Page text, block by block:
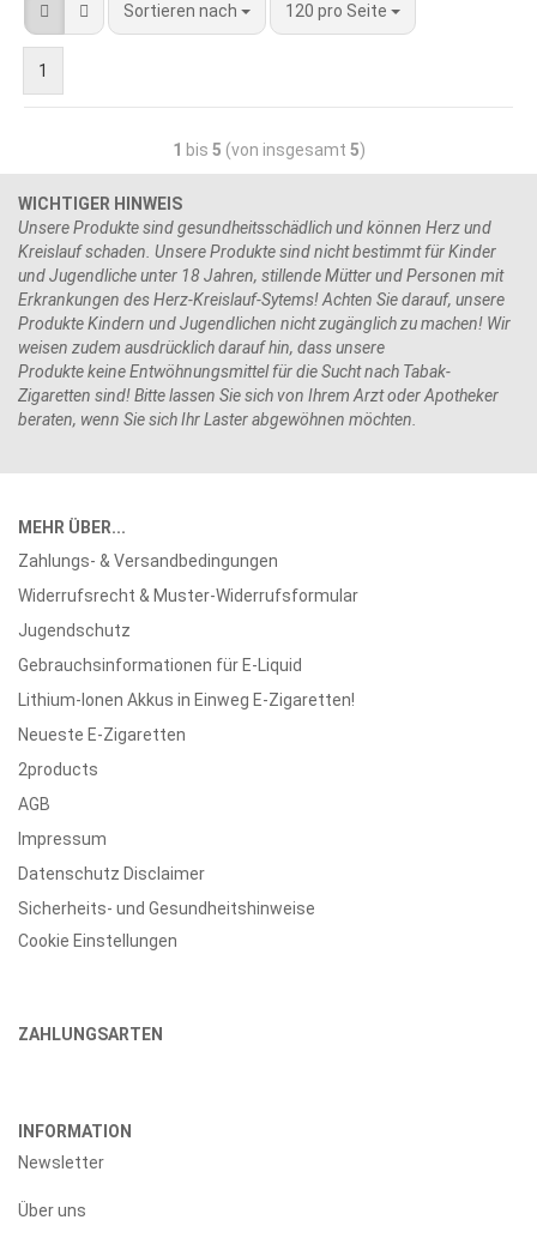
Sortieren nach 120 pro Seite
1
1 bis 5 (von insgesamt 5)
WICHTIGER HINWEIS
Unsere Produkte sind gesundheitsschädlich und können Herz und
Kreislauf schaden. Unsere Produkte sind nicht bestimmt für Kinder
und Jugendliche unter 18 Jahren, stillende Mütter und Personen mit
Erkrankungen des Herz-Kreislauf-Sytems! Achten Sie darauf, unsere
Produkte Kindern und Jugendlichen nicht zugänglich zu machen! Wir
weisen zudem ausdrücklich darauf hin, dass unsere
Produkte keine Entwöhnungsmittel für die Sucht nach Tabak-
Zigaretten sind! Bitte lassen Sie sich von Ihrem Arzt oder Apotheker
beraten, wenn Sie sich Ihr Laster abgewöhnen möchten.
MEHR ÜBER...
Zahlungs- & Versandbedingungen
Widerrufsrecht & Muster-Widerrufsformular
Jugendschutz
Gebrauchsinformationen für E-Liquid
Lithium-Ionen Akkus in Einweg E-Zigaretten!
Neueste E-Zigaretten
2products
AGB
Impressum
Datenschutz Disclaimer
Sicherheits- und Gesundheitshinweise
Cookie Einstellungen
ZAHLUNGSARTEN
INFORMATION
Newsletter
Über uns